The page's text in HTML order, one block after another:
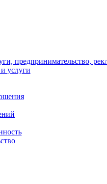
предпринимательство,
услуги